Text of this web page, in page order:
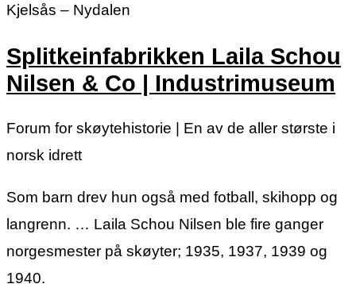
Kjelsås – Nydalen
Splitkeinfabrikken Laila Schou
Nilsen & Co | Industrimuseum
Forum for skøytehistorie | En av de aller største i
norsk idrett
Som barn drev hun også med fotball, skihopp og
langrenn. … Laila Schou Nilsen ble fire ganger
norgesmester på skøyter; 1935, 1937, 1939 og
1940.